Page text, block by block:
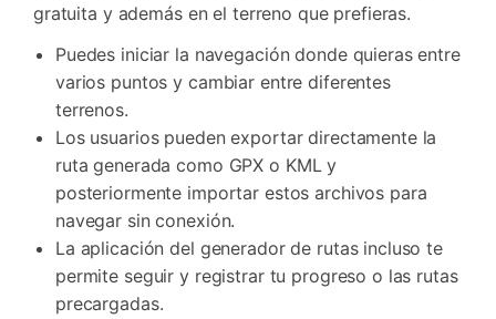
gratuita y además en el terreno que prefieras.
Puedes iniciar la navegación donde quieras entre
varios puntos y cambiar entre diferentes
terrenos.
Los usuarios pueden exportar directamente la
ruta generada como GPX o KML y
posteriormente importar estos archivos para
navegar sin conexión.
La aplicación del generador de rutas incluso te
permite seguir y registrar tu progreso o las rutas
precargadas.